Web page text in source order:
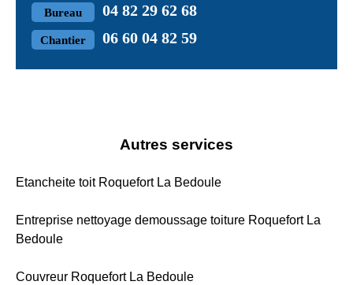
Bureau 04 82 29 62 68
Chantier 06 60 04 82 59
Autres services
Etancheite toit Roquefort La Bedoule
Entreprise nettoyage demoussage toiture Roquefort La
Bedoule
Couvreur Roquefort La Bedoule